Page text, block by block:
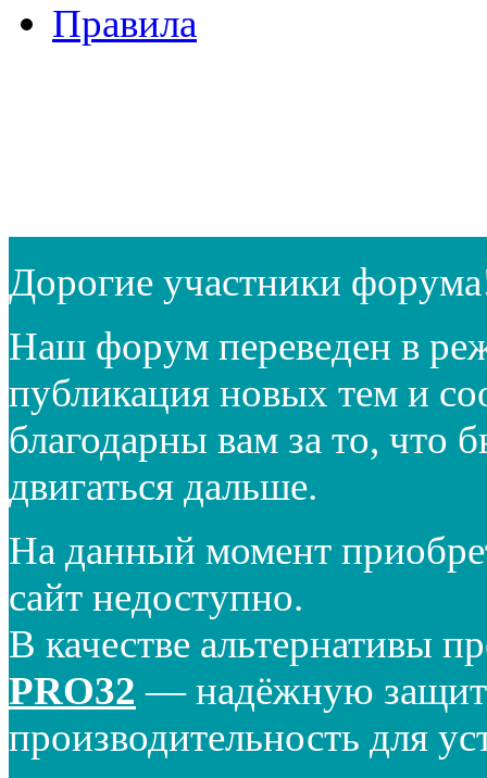
Правила
Дорогие участники
Наш форум переведен в
публикация новых тем и
благодарны вам за то, что
двигаться дальше.
На данный момент
сайт недоступно.
В качестве альтернативы
PRO32 — надёжную
производительность для